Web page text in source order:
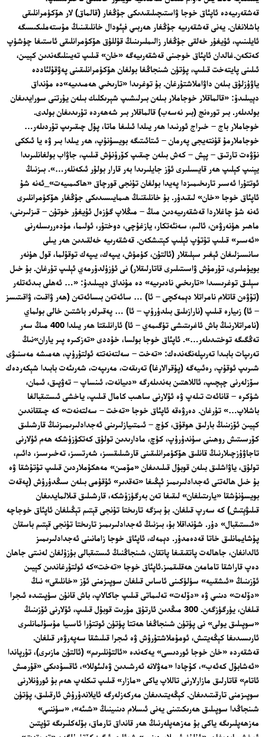
تور بېكىتىمىز
ئاناسەھىپە
بىز كىم؟
بىزنى قوللاڭ
ئالاقىلىشىش
مۇنبەر
سەھىپىلىرىمىز
قەشقەرىيەدە ئاپئاق خوجا ۋاستىچىلىقىدىكى جۇڭغار (قالماق) لار ھۆكۈمرانلىقى
باشلانغان. يەنى قەشقەرىيە جۇڭغار ھەربىي فېئودال خانلىقىنىڭ مۇستەملىكىسىگە
ئايلىنىپ، ئۇيغۇر خەلقى جۇڭغار زالىملىرىنىڭ قۇللۇق ھۆكۈمرانلىقى ئاستىغا چۈشۈپ
كەتكەن.غالدان ئاپئاق خوجىنى قەشقەرىيەگە «خان» قىلىپ تەيىنلىگەندىن كېيىن،
ئىلىنى پايتەخت قىلىپ، پۈتۈن شىنجاڭغا بولغان ھۆكۈمرانلىقىنى پەۋقۇلئاددە
ياۋۇزلۇق بىلەن داۋاملاشتۇرغان. بۇ توغرىدا «تارىخىي ھەمىدىيە»دە مۇنداق
دېيىلىدۇ: «قالماقلار خوجاملار بىلەن بىرلىشىپ شېرىكلىك بىلەن يۇرتنى سورايدىغان
بولدىلەر. بىر تورەنج (بىر نەسەب) قالماقلار بىر شەھەردە تۇرىدىغان بولدى.
خوجاملار باج – خىراج ئورنىدا ھەر يىلدا ئىلىغا ماتا، پۇل چىقىرىپ تۇردىلەر…
خوجاملارمۇ قۇنتەيجى پەرمان – ئىتائىتىگە بويسۇنۇپ، ھەر يىلدا بىر ۋە يا ئىككى
نۆۋەت تارتىق – پېش – كەش بىلەن چىقىپ كۆرۈنۈش قىلىپ، جاۋاب بولغانلىرىدا
يېنىپ كېلىپ ھەر قايسىلىرى ئۆز جايلىرىدا بەر قارار بولۇر ئىكەنلەر…». بىزنىڭ
ئوتتۇرا ئەسىر تارىخىمىزدا پەيدا بولغان تۇنجى قورچاق «ھاكىمىيەت»_ئەنە شۇ
ئاپئاق خوجا «خان» لىقىدۇر. بۇ خانلىقنىڭ ھىمايىسىدىكى جۇڭغار ھۆكۈمرانلىرى
ئەنە شۇ چاغلاردا قەشقەرىيەدىن مىڭ – مىڭلاپ گۈزەل ئۇيغۇر خوتۇن – قىزلىرىنى،
ماھىر ھۈنەرۋەن، ئالىم، سەنئەتكار، يازغۇچى، دوختۇر، ئولىما، مۇدەررىسلەرنى
«ئەسىر» قىلىپ تۇتۇپ ئېلىپ كېتىشكەن. قەشقەرىيە خەلقىدىن ھەر يىلى
سانسىزلىغان ئېغىر سېلىقلار (ئالتۇن، كۈمۈش، يىپەك، يىپەك توقۇلما، قول ھۈنەر
بويۇملىرى، تۇرمۇش ۋاسىتىلىرى قاتارلىقلار) نى ئۈزۈلدۈرمەي ئېلىپ تۇرغان. بۇ خىل
سېلىق توغرىسىدا «تارىخىي نادىرىيە» دە مۇنداق دېيىلىدۇ: «… ئەھلى بىدئەتلەر
(تۆۋەن قاتلام نامراتلا دېمەكچى – ئا) … سائەتەن بىسائەتەن (ھەر ۋاقىت، ۋاقىتىسز
– ئا) زىيارە قىلىپ (نارازىلىق بىلدۈرۈپ – ئا) … پەقىرلەر باشتىن خالى بولماي
(نامراتلارنىڭ باش ئاغرىتىشى تۈگىمەي – ئا) ئارانلىقتا ھەر يىلدا 400 مىڭ سەر
تەڭگىگە توختىدىلەر…». ئاپئاق خوجا بولسا، خۇددى «تەزكىرە پىر ياران»نىڭ
تەرىپات بابىدا تەرىپلەنگەندەك: «تەخت – سەلتەنەتتە ئولتۇرۇپ، ھەمىشە مەسنىۋى
شىرىپ ئوقۇپ، رەئىيەگە (پۇقرالارغا) تەرىقەت، مەرىپەت، شەرىئەت بابىدا شېكەردەك
سۆزلەرنى چېچىپ، ئاللاھتىن بەندىلەرگە «دىيانەت، ئىنساپ – تەۋپىق، ئىمان،
شۈكرە – قانائەت تىلەپ ۋە ئۇلارنى ساھىب كامال قىلىپ، ياخشى ئىستىقبالغا
باشلاپ…» تۇرغان. دەرۋەقە ئاپئاق خوجا «تەخت – سەلتەنەت» كە چىققاندىن
كېيىن ئۆزىنىڭ بارلىق ھوقۇق، كۈچ – ئىمتىيازلىرىنى ئەجدادلىرىمىزنىڭ قارشىلىق
كۆرسىتىش روھىنى سۇندۇرۇپ، كۈچ، مادارىدىن تولۇق كەتكۈزۈشكە ھەم ئۇلارنى
تاجاۋۇزچىلارنىڭ قانلىق ھۆكۈمرانلىقىنى قارشىلىقسىز، شەرتسىز، تەخىرسىز، دائىم،
تولۇق، ياۋاشلىق بىلەن قوبۇل قىلىدىغان «مۆمىن» مەھكۇملاردىن قىلىپ تۇتۇشقا ۋە
بۇ خىل ھالەتنى ئەجدادلىرىمىز ئېڭىغا «تەقدىر» ئۇقۇمى بىلەن سىڭدۈرۈش (پەقەت
بويسۇنۇشقا «يارىتىلغان» لىقىغا تەن بەرگۈزۈشكە، قارشىلىق قىلالمايدىغان
قىلىۋېتىش) كە سەرپ قىلغان. بۇ بىزگە تارىختا تۇنجى قېتىم تېڭىلغان ئاپئاق خوجاچە
«ئىستىقبال» دۇر. شۇنداقلا بۇ، بىزنىڭ ئەجدادلىرىمىز تارىختا تۇنجى قېتىم باسقان
پۇشايمانلىق خاتا قەدەمدۇر. دېمەك، ئاپئاق خوجا زامانىنى ئەجدادلىرىمىز
ئالدانغان، جاھالەت پاتقىقىغا پاتقان، شىنجاڭنىڭ ئىستىقبالى بۇزۇلغان لەنىتى جاھان
دەپ قاراشقا تامامەن ھەقلىقمىز.ئاپئاق خوجا «تەخت»كە ئولتۇرغاندىن كېيىن
ئۆزىنىڭ «ئىشقىيە» سۈلۈكىنى ئاساس قىلغان سوپىزمنى ئۆز «خانلىقى» نىڭ
«دۆلەت» دىنىي ۋە «دۆلەت» تەلىماتى قىلىپ جاكالاپ، باش قانۇن سۈپىتىدە ئىجرا
قىلغان، يۈرگۈزگەن. 300 مىڭدىن ئارتۇق مۇرىت قوبۇل قىلىپ، ئۇلارنى ئۆزىنىڭ
«سوپىلىق يولى» نى پۈتۈن شىنجاڭغا ھەتتا پۈتۈن ئوتتۇرا ئاسىيا مۇسۇلمانلىرى
ئارىسىدىغا كېڭەيتىش، ئومۇملاشتۇرۇش ۋە ئىجرا قىلىشقا سەپەرۋەر قىلغان.
قەشقەردە «خان خوجا ئوردىسى» يەكەندە «ئالتۇنلىرىم» (ئالتۇن مازىرى)، تۇرپاندا
«ئەشابۇل كەئەب»، كۇچادا «مەۋلانە ئەرشىدىن ۋەلىئوللا»، ئاقسۇدىكى «قۇرمىش
ئاتام» قاتارلىق مازارلارنى تاللاپ ياكى «مازار» قىلىپ تىكلەپ ھەم بۇ ئورۇنلارنى
سوپىزمنى تارقىتىدىغان. كېڭەيتىدىغان مەركەزلەرگە ئايلاندۇرۇش ئارقىلىق، پۈتۈن
شىنجاڭدا سوپىلىق ھەرىكىتىنى يەنى ئىسلام دىنىينىڭ «شىئە»، «سۈننىي»
مەزھەپلىرىگە ياكى بۇ مەزھەپلەرنىڭ ھەر قانداق تارماق، بۆلەكلىرىگە تۈپتىن